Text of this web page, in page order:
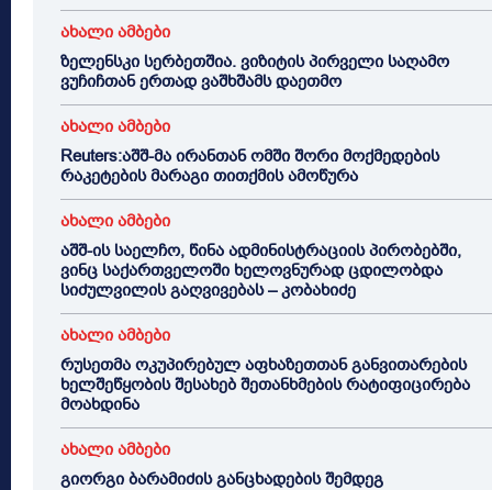
ახალი ამბები
ზელენსკი სერბეთშია. ვიზიტის პირველი საღამო
ვუჩიჩთან ერთად ვაშხშამს დაეთმო
ახალი ამბები
Reuters:აშშ-მა ირანთან ომში შორი მოქმედების
რაკეტების მარაგი თითქმის ამოწურა
ახალი ამბები
აშშ-ის საელჩო, წინა ადმინისტრაციის პირობებში,
ვინც საქართველოში ხელოვნურად ცდილობდა
სიძულვილის გაღვივებას – კობახიძე
ახალი ამბები
რუსეთმა ოკუპირებულ აფხაზეთთან განვითარების
ხელშეწყობის შესახებ შეთანხმების რატიფიცირება
მოახდინა
ახალი ამბები
გიორგი ბარამიძის განცხადების შემდეგ